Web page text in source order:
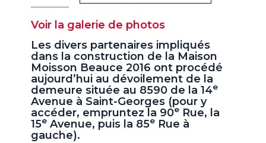
Voir la galerie de photos
Les divers partenaires impliqués
dans la construction de la Maison
Moisson Beauce 2016 ont procédé
aujourd’hui au dévoilement de la
demeure située au 8590 de la 14e
Avenue à Saint-Georges (pour y
accéder, empruntez la 90e Rue, la
15e Avenue, puis la 85e Rue à
gauche).